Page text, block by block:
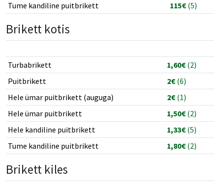
Tume kandiline puitbrikett
115€ (5)
Brikett kotis
Turbabrikett 1,60€ (2)
Puitbrikett
2€ (6)
Hele ümar puitbrikett (auguga)
2€ (1)
Hele ümar puitbrikett
1,50€ (2)
Hele kandiline puitbrikett
1,33€ (5)
Tume kandiline puitbrikett
1,80€ (2)
Brikett kiles